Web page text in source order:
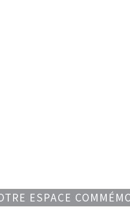
ESPACE